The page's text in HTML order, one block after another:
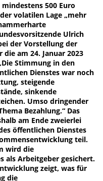
500 Euro
volatilen Lage „mehr
Ulrich
der Vorstellung der
am 24. Januar 2023
Stimmung in den
Dienstes war noch
steigende
sinkende
Umso dringender
Bezahlung.“ Das
am Ende zweierlei
öffentlichen Dienstes
teil.
wird die
als Arbeitgeber gesichert.
zeigt, was für
die